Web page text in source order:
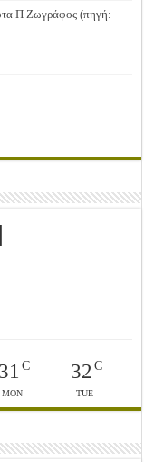
Π Ζωγράφος (πηγή:
31 C
MON
32C
TUE